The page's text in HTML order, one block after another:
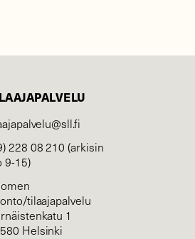
228 08 210 (arkisin
9-15)
tilaajapalvelu
1
Helsinki